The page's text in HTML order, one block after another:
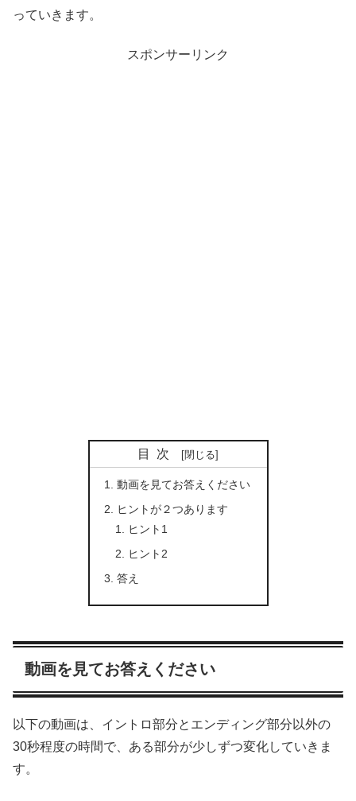
っていきます。
スポンサーリンク
目次
動画を見てお答えください
ヒントが２つあります
ヒント1
ヒント2
答え
動画を見てお答えください
以下の動画は、イントロ部分とエンディング部分以外の
30秒程度の時間で、ある部分が少しずつ変化していきま
す。